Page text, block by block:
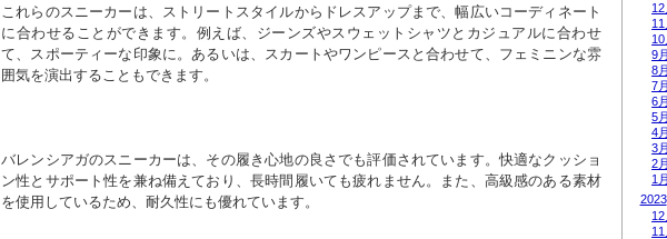
これらのスニーカーは、ストリートスタイルからドレスアップまで、幅広いコーディネート
に合わせることができます。例えば、ジーンズやスウェットシャツとカジュアルに合わせ
て、スポーティーな印象に。あるいは、スカートやワンピースと合わせて、フェミニンな雰
囲気を演出することもできます。
バレンシアガのスニーカーは、その履き心地の良さでも評価されています。快適なクッショ
ン性とサポート性を兼ね備えており、長時間履いても疲れません。また、高級感のある素材
を使用しているため、耐久性にも優れています。
12
11
10
9月
8月
7月
6月
5月
4月
3月
2月
1月
2023
12
11